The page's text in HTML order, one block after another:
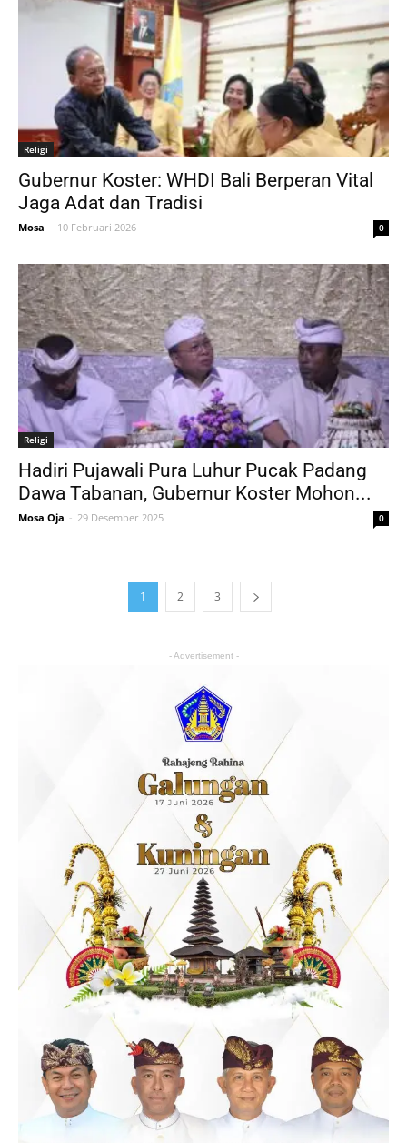
Religi
Gubernur Koster: WHDI Bali Berperan Vital
Jaga Adat dan Tradisi
Mosa - 10 Februari 2026 0
Religi
Hadiri Pujawali Pura Luhur Pucak Padang
Dawa Tabanan, Gubernur Koster Mohon...
Mosa Oja - 29 Desember 2025 0
1 2 3
- Advertisement -